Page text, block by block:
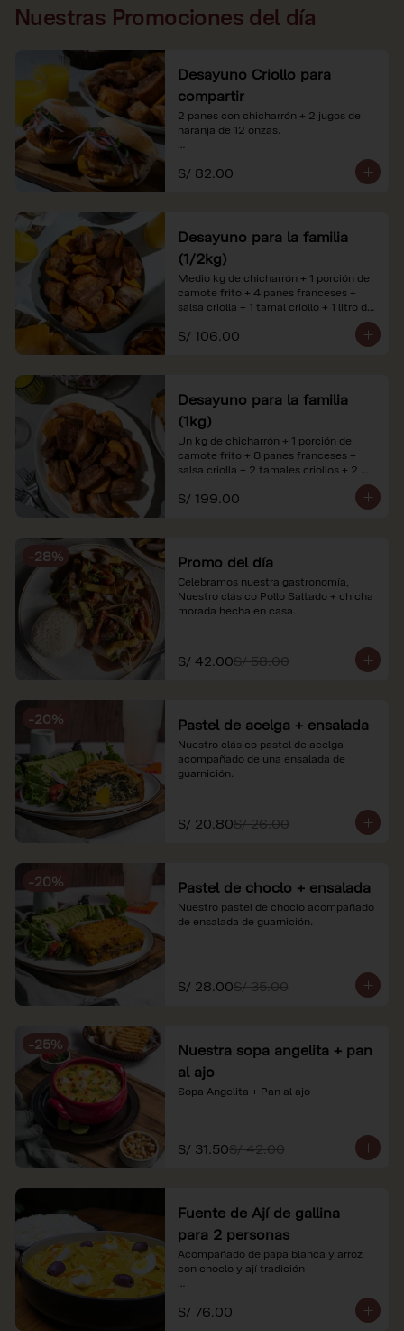
Nuestras Promociones del día
Desayuno Criollo para
compartir
2 panes con chicharrón + 2 jugos de
naranja de 12 onzas.
*Nuestros precios están expresados en
soles e incluyen impuestos de ley y
S/ 82.00
Desayuno para la familia
(1/2kg)
Medio kg de chicharrón + 1 porción de
camote frito + 4 panes franceses +
salsa criolla + 1 tamal criollo + 1 litro de
*Nuestros precios están expresados en
referenciales.
S/ 106.00
Desayuno para la familia
(1kg)
Un kg de chicharrón + 1 porción de
camote frito + 8 panes franceses +
salsa criolla + 2 tamales criollos + 2
*Nuestros precios están expresados en
referenciales.
S/ 199.00
-28% Promo del día
Celebramos nuestra gastronomía,
Nuestro clásico Pollo Saltado + chicha
morada hecha en casa.
S/ 42.00S/ 58.00
-20% Pastel de acelga + ensalada
Nuestro clásico pastel de acelga
acompañado de una ensalada de
guarnición.
S/ 20.80S/ 26.00
-20% Pastel de choclo + ensalada
Nuestro pastel de choclo acompañado
de ensalada de guarnición.
S/ 28.00S/ 35.00
-25%
Nuestra sopa angelita + pan
al ajo
Sopa Angelita + Pan al ajo
S/ 31.50S/ 42.00
Fuente de Ají de gallina
para 2 personas
Acompañado de papa blanca y arroz
con choclo y ají tradición
*Nuestros precios están expresados en
soles e incluyen impuestos de ley y
S/ 76.00